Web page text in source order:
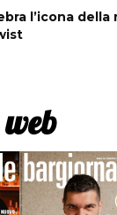
l’icona